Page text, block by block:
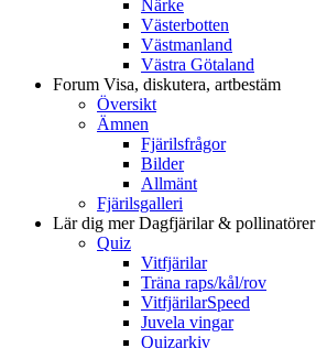
Närke
Västerbotten
Västmanland
Västra Götaland
Forum Visa, diskutera, artbestäm
Översikt
Ämnen
Fjärilsfrågor
Bilder
Allmänt
Fjärilsgalleri
Lär dig merDagfjärilar & pollinatörer
Quiz
Vitfjärilar
Träna raps/kål/rov
VitfjärilarSpeed
Juvela vingar
Quizarkiv